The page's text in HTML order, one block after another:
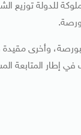
للدولة توزيع
وأخرى مقيدة
إطار المتابعة